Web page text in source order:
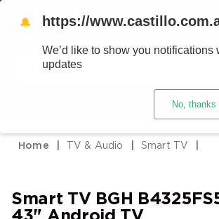
Buscar
TV & Audio Smart TV
Smart TV BGH
2.
heladera
4.
lavarropas
🔔 https://
We’d like to show you notifications
updates
No, thanks